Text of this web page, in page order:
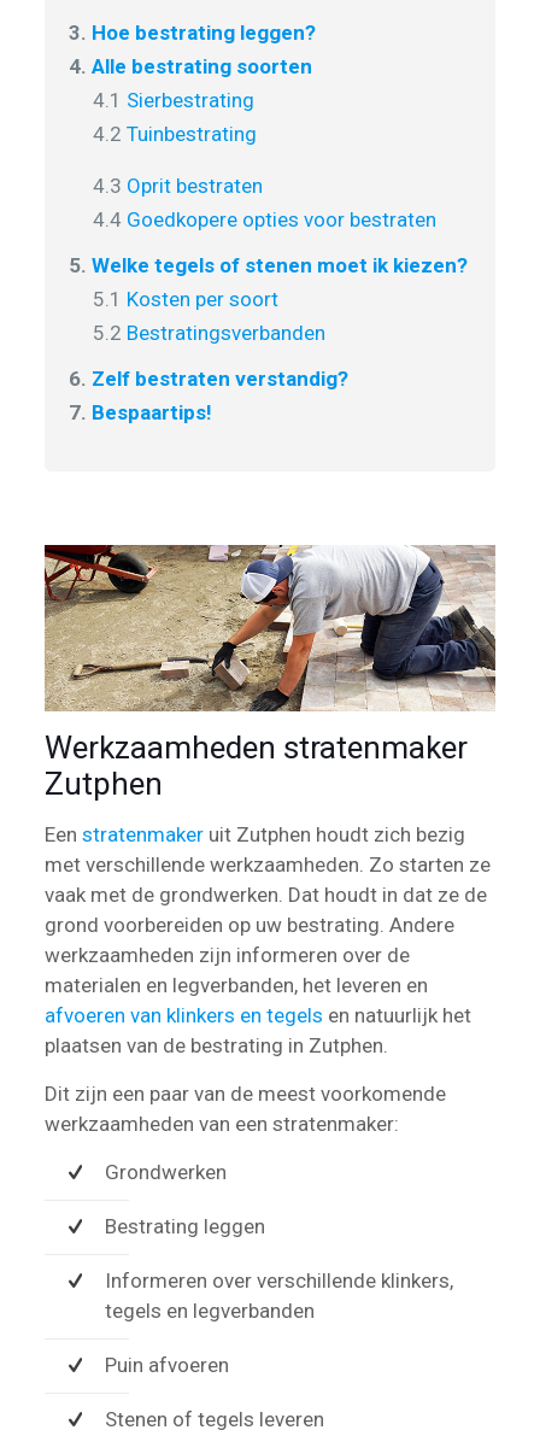
3. Hoe bestrating leggen?
4. Alle bestrating soorten
4.1 Sierbestrating
4.2 Tuinbestrating
4.3 Oprit bestraten
4.4 Goedkopere opties voor bestraten
5. Welke tegels of stenen moet ik kiezen?
5.1 Kosten per soort
5.2 Bestratingsverbanden
6. Zelf bestraten verstandig?
7. Bespaartips!
Werkzaamheden stratenmaker
Zutphen
Een stratenmakeruit Zutphen houdt zich bezig
met verschillende werkzaamheden. Zo starten ze
vaak met de grondwerken. Dat houdt in dat ze de
grond voorbereiden op uw bestrating. Andere
werkzaamheden zijn informeren over de
materialen en legverbanden, het leveren en
afvoeren van klinkers en tegels en natuurlijk het
plaatsen van de bestrating in Zutphen.
Dit zijn een paar van de meest voorkomende
werkzaamheden van een stratenmaker:
Grondwerken
Bestrating leggen
Informeren over verschillende klinkers,
tegels en legverbanden
Puin afvoeren
Stenen of tegels leveren